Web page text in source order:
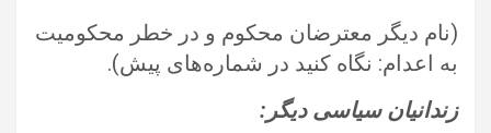
‏(نام دیگر معترضان محکوم و در خطر محکومیت
به اعدام: نگاه کنید در شماره‌ها‌ی پیش).‏
زندانیان سیاسی دیگر: ‏